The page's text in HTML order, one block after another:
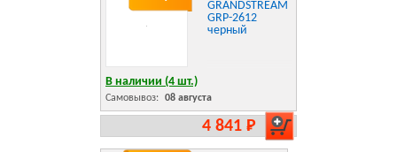
GRANDSTREAM
GRP-2612
черный
В наличии (4 шт.)
Самовывоз: 08 августа
4 841 Р